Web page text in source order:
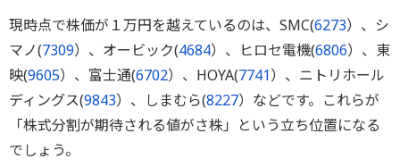
現時点で株価が１万円を越えているのは、SMC(6273）、シ
マノ(7309）、オービック(4684）、ヒロセ電機(6806）、東
映(9605）、富士通(6702）、HOYA(7741）、ニトリホール
ディングス(9843）、しまむら(8227）などです。これらが
「株式分割が期待される値がさ株」という立ち位置になる
でしょう。